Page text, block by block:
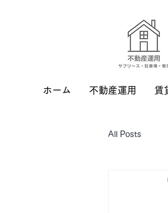
ホーム 不動産運用 賃
All Posts